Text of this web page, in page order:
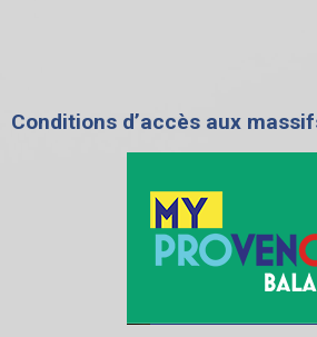
Conditions d’accès aux